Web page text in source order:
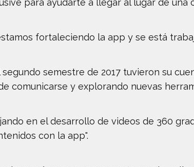
para ayudarte a llegar al lugar de una
fortaleciendo la app y se está
semestre de 2017 tuvieron su
comunicarse y explorando nuevas
en el desarrollo de videos de 360
con la app".